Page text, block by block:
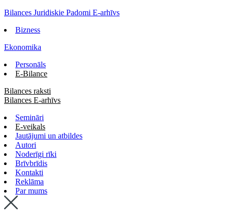
Bilances Juridiskie Padomi E-arhīvs
Bizness
Ekonomika
Personāls
E-Bilance
Bilances raksti
Bilances E-arhīvs
Semināri
E-veikals
Jautājumi un atbildes
Autori
Noderīgi rīki
Brīvbrīdis
Kontakti
Reklāma
Par mums